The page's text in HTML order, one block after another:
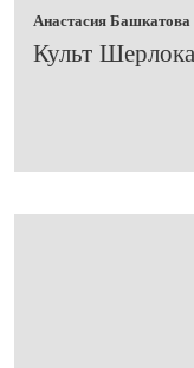
Анастасия Башкатова
Культ